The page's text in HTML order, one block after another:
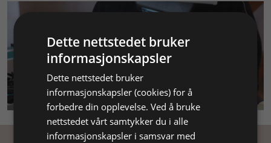
SMYKKEKURS
Dette nettstedet bruker
informasjonskapsler
Dette nettstedet bruker
informasjonskapsler (cookies) for å
forbedre din opplevelse. Ved å bruke
nettstedet vårt samtykker du i alle
informasjonskapsler i samsvar med